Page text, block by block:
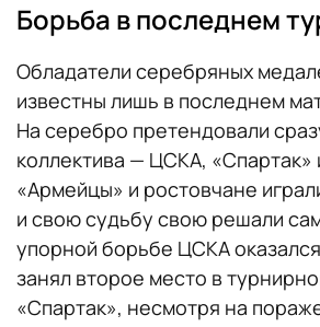
Борьба в последнем
Обладатели серебряных
известны лишь в последнем
На серебро претендовали
коллектива — ЦСКА, «Спартак»
«Армейцы» и ростовчане
и свою судьбу свою решали
упорной борьбе ЦСКА
занял второе место в
«Спартак», несмотря на